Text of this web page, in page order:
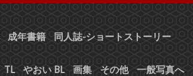
成年書籍 同人誌-ショートストーリー
TL やおい BL 画集 その他 一般写真へ